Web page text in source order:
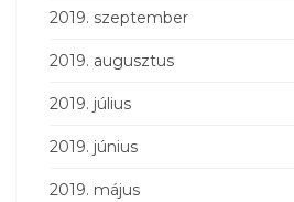
2019. szeptember
2019. augusztus
2019. július
2019. június
2019. május